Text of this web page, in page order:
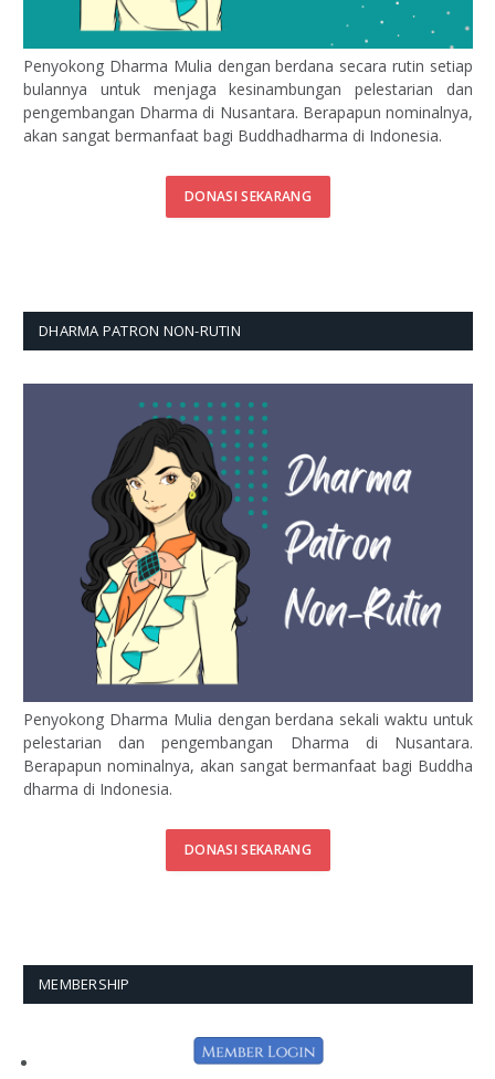
Penyokong Dharma Mulia dengan berdana secara rutin setiap
bulannya untuk menjaga kesinambungan pelestarian dan
pengembangan Dharma di Nusantara. Berapapun nominalnya,
akan sangat bermanfaat bagi Buddhadharma di Indonesia.
DONASI SEKARANG
DHARMA PATRON NON-RUTIN
Penyokong Dharma Mulia dengan berdana sekali waktu untuk
pelestarian dan pengembangan Dharma di Nusantara.
Berapapun nominalnya, akan sangat bermanfaat bagi Buddha
dharma di Indonesia.
DONASI SEKARANG
MEMBERSHIP